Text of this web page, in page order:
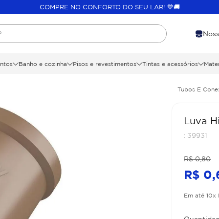
COMPRE NO CONFORTO DO SEU LAR! 💙🚚
Banho e cozinha Pisos e revestimentos Tintas e acessórios
Tubos E
Luva
: 39931
R$ 0,80
R$ 0,
Em até10x